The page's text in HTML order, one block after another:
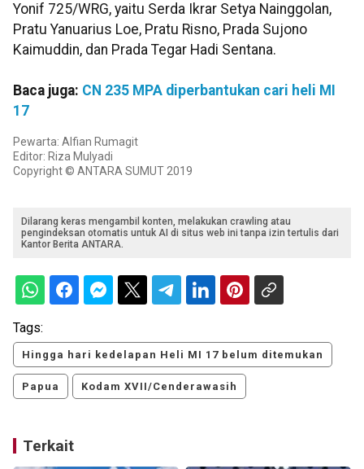
Yonif 725/WRG, yaitu Serda Ikrar Setya Nainggolan,
Pratu Yanuarius Loe, Pratu Risno, Prada Sujono
Kaimuddin, dan Prada Tegar Hadi Sentana.
Baca juga: CN 235 MPA diperbantukan cari heli MI
17
Pewarta: Alfian Rumagit
Editor: Riza Mulyadi
Copyright © ANTARA SUMUT 2019
Dilarang keras mengambil konten, melakukan crawling atau
pengindeksan otomatis untuk AI di situs web ini tanpa izin tertulis dari
Kantor Berita ANTARA.
Tags:
Hingga hari kedelapan Heli MI 17 belum ditemukan
Papua Kodam XVII/Cenderawasih
Terkait